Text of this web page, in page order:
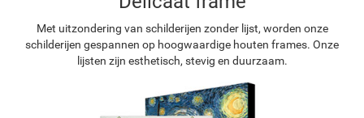
Met uitzondering van schilderijen zonder lijst, worden onze
schilderijen gespannen op hoogwaardige houten frames. Onze
lijsten zijn esthetisch, stevig en duurzaam.